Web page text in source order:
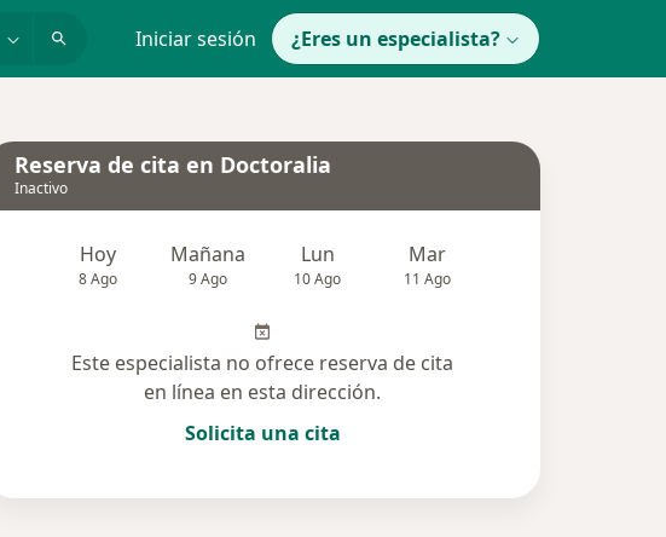
Iniciar sesión ¿Eres un especialista?
Reserva de cita en Doctoralia
Inactivo
Hoy
8 Ago
Mañana
9 Ago
Lun
10 Ago
Mar
11 Ago
Este especialista no ofrece reserva de cita
en línea en esta dirección.
Solicita una cita